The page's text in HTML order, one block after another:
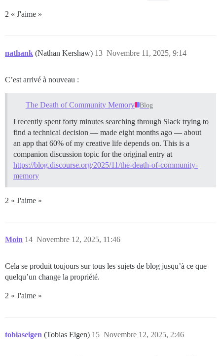
2 « J'aime »
nathank (Nathan Kershaw) Novembre 11, 2025, 9:14
13
C’est arrivé à nouveau :
The Death of Community Memory Blog
I recently spent forty minutes searching through Slack trying to
find a technical decision — made eight months ago — about
an app that 60% of my creative life depends on. This is a
companion discussion topic for the original entry at
https://blog.discourse.org/2025/11/the-death-of-community-
memory
2 « J'aime »
Moin Novembre 12, 2025, 11:46
14
Cela se produit toujours sur tous les sujets de blog jusqu’à ce que
quelqu’un change la propriété.
2 « J'aime »
tobiaseigen (Tobias Eigen) Novembre 12, 2025, 2:46
15